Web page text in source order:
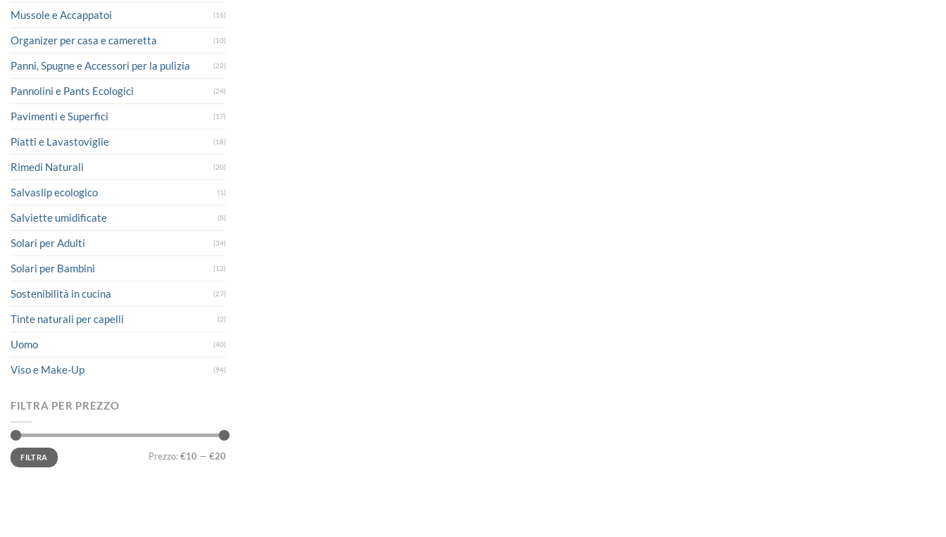
Mussole e Accappatoi (16)
Organizer per casa e cameretta (10)
Panni, Spugne e Accessori per la pulizia (22)
Pannolini e Pants Ecologici (24)
Pavimenti e Superfici (17)
Piatti e Lavastoviglie (18)
Rimedi Naturali (20)
Salvaslip ecologico (1)
Salviette umidificate (5)
Solari per Adulti (34)
Solari per Bambini (12)
Sostenibilità in cucina (27)
Tinte naturali per capelli (2)
Uomo (40)
Viso e Make-Up (94)
FILTRA PER PREZZO
Prezzo
Min
Prezzo
MaxFILTRA Prezzo:€10 — €20